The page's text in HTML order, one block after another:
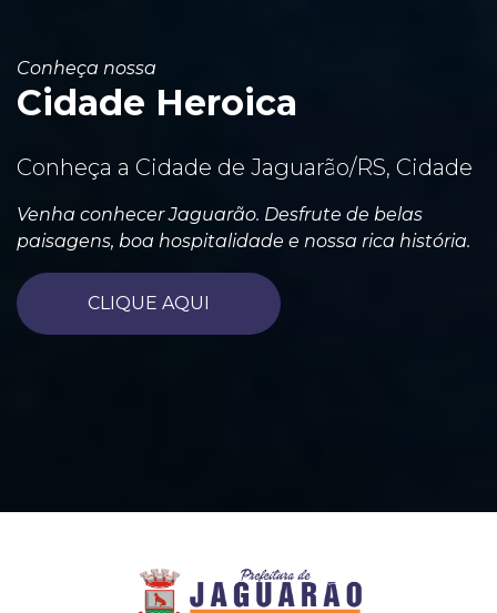
Conheça nossa
Cidade Heroica
Conheça a Cidade de Jaguarão/RS, Cidade
Venha conhecer Jaguarão. Desfrute de belas
paisagens, boa hospitalidade e nossa rica história.
CLIQUE AQUI